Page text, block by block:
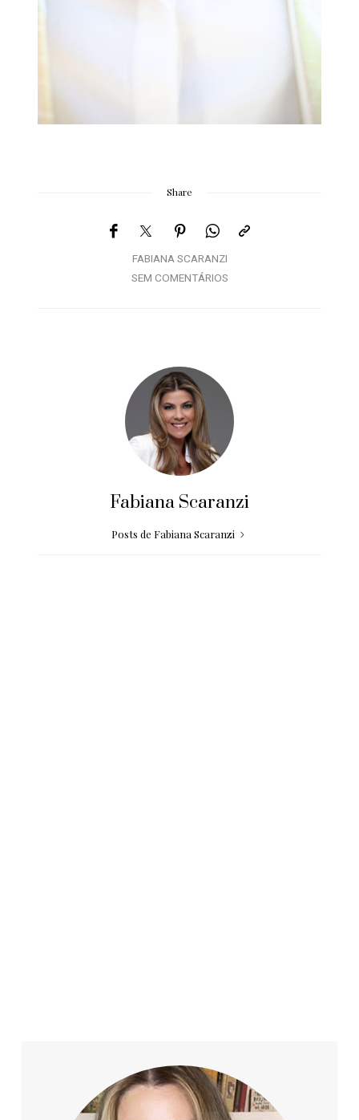
Share
FABIANA SCARANZI
SEM COMENTÁRIOS
Fabiana Scaranzi
Posts de Fabiana Scaranzi